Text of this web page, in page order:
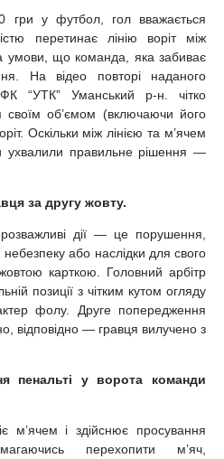
гри у футбол, гол вважається
перетинає лінію воріт між
умови, що команда, яка забиває
На відео повторі наданого
“УТК” Уманський р-н. чітко
своїм об’ємом (включаючи його
Оскільки між лінією та м’ячем
ухвалили правильне рішення —
за другу жовту.
дії — це порушення,
небезпеку або наслідки для свого
карткою. Головний арбітр
позиції з чітким кутом огляду
фолу. Друге попередження
відповідно — гравця вилучено з
пенальті у ворота команди
м’ячем і здійснює просування
перехопити м’яч,